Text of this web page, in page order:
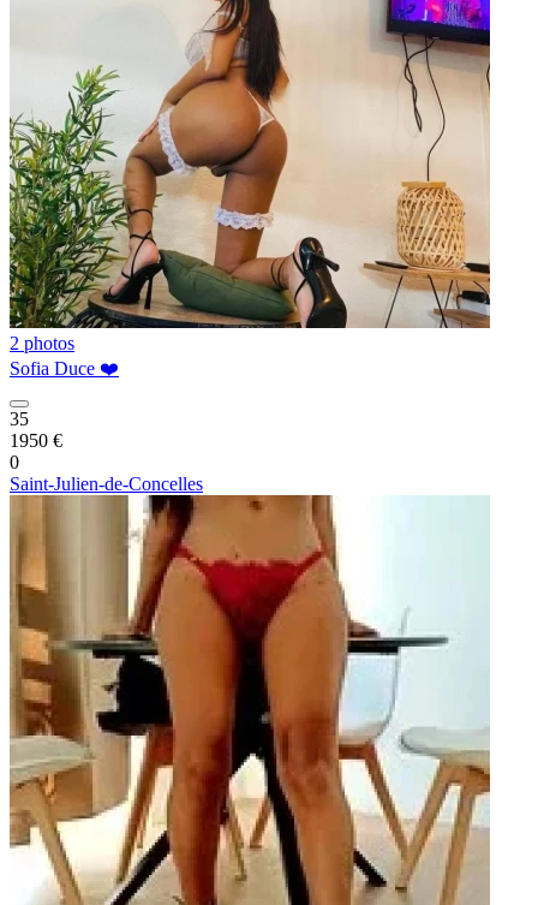
2 photos
Sofia Duce ❤️
35
1950 €
0
Saint-Julien-de-Concelles